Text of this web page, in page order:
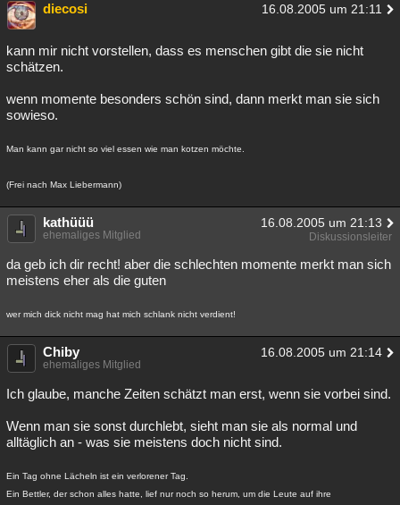
diecosi 16.08.2005 um 21:11
kann mir nicht vorstellen, dass es menschen gibt die sie nicht
schätzen.
wenn momente besonders schön sind, dann merkt man sie sich
sowieso.
Man kann gar nicht so viel essen wie man kotzen möchte.
(Frei nach Max Liebermann)
kathüüü 16.08.2005 um 21:13
ehemaliges Mitglied Diskussionsleiter
da geb ich dir recht! aber die schlechten momente merkt man sich
meistens eher als die guten
wer mich dick nicht mag hat mich schlank nicht verdient!
Chiby 16.08.2005 um 21:14
ehemaliges Mitglied
Ich glaube, manche Zeiten schätzt man erst, wenn sie vorbei sind.
Wenn man sie sonst durchlebt, sieht man sie als normal und
alltäglich an - was sie meistens doch nicht sind.
Ein Tag ohne Lächeln ist ein verlorener Tag.
Ein Bettler, der schon alles hatte, lief nur noch so herum, um die Leute auf ihre